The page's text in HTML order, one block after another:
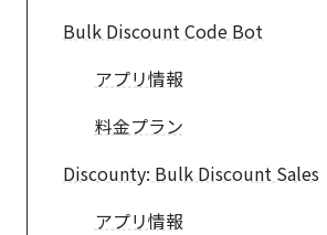
Bulk Discount Code Bot
アプリ情報
料金プラン
Discounty: Bulk Discount Sales
アプリ情報